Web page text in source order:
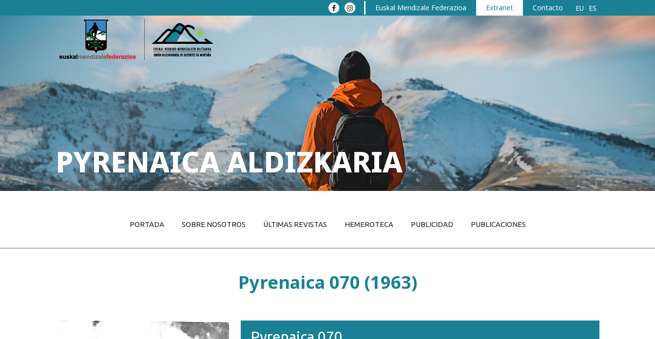
Euskal Mendizale Federazioa Extranet Contacto EU ES
PYRENAICA ALDIZKARIA
PORTADA SOBRE NOSOTROS ÚLTIMAS REVISTAS HEMEROTECA PUBLICIDAD PUBLICACIONES
Pyrenaica 070 (1963)